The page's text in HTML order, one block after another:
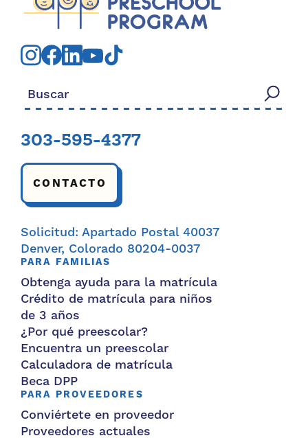
Buscar:
303-595-4377
CONTACTO
Solicitud: Apartado Postal 40037
Denver, Colorado 80204-0037
PARA FAMILIAS
Obtenga ayuda para la matrícula
Crédito de matrícula para niños
de 3 años
¿Por qué preescolar?
Encuentra un preescolar
Calculadora de matrícula
Beca DPP
PARA PROVEEDORES
Conviértete en proveedor
Proveedores actuales